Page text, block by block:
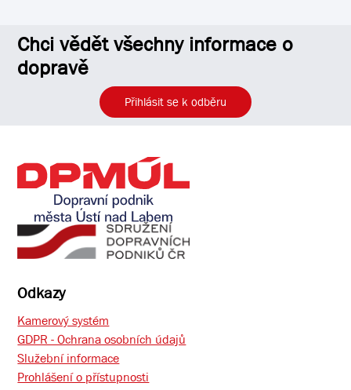
Chci vědět všechny informace o
dopravě
Přihlásit se k odběru
Odkazy
Kamerový systém
GDPR - Ochrana osobních údajů
Služební informace
Prohlášení o přístupnosti